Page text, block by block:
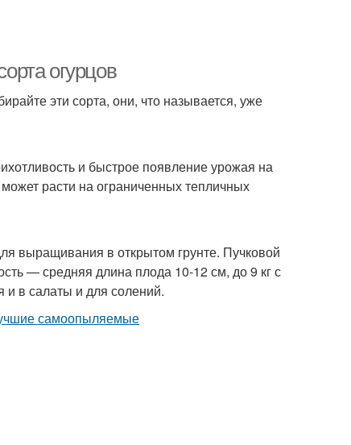
огурцов
эти сорта, они, что называется, уже
и быстрое появление урожая на
расти на ограниченных тепличных
выращивания в открытом грунте. Пучковой
— средняя длина плода 10-12 см, до 9 кг с
и в салаты и для солений.